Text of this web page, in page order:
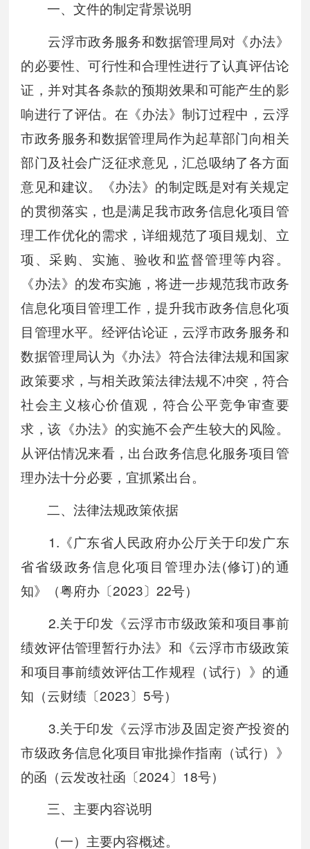
一、文件的制定背景说明
云浮市政务服务和数据管理局对《办法》
的必要性、可行性和合理性进行了认真评估论
证，并对其各条款的预期效果和可能产生的影
响进行了评估。在《办法》制订过程中，云浮
市政务服务和数据管理局作为起草部门向相关
部门及社会广泛征求意见，汇总吸纳了各方面
意见和建议。《办法》的制定既是对有关规定
的贯彻落实，也是满足我市政务信息化项目管
理工作优化的需求，详细规范了项目规划、立
项、采购、实施、验收和监督管理等内容。
《办法》的发布实施，将进一步规范我市政务
信息化项目管理工作，提升我市政务信息化项
目管理水平。经评估论证，云浮市政务服务和
数据管理局认为《办法》符合法律法规和国家
政策要求，与相关政策法律法规不冲突，符合
社会主义核心价值观，符合公平竞争审查要
求，该《办法》的实施不会产生较大的风险。
从评估情况来看，出台政务信息化服务项目管
理办法十分必要，宜抓紧出台。
二、法律法规政策依据
1.《广东省人民政府办公厅关于印发广东
省省级政务信息化项目管理办法(修订)的通
知》（粤府办〔2023〕22号）
2.关于印发《云浮市市级政策和项目事前
绩效评估管理暂行办法》和《云浮市市级政策
和项目事前绩效评估工作规程（试行）》的通
知（云财绩〔2023〕5号）
3.关于印发《云浮市涉及固定资产投资的
市级政务信息化项目审批操作指南（试行）》
的函（云发改社函〔2024〕18号）
三、主要内容说明
（一）主要内容概述。